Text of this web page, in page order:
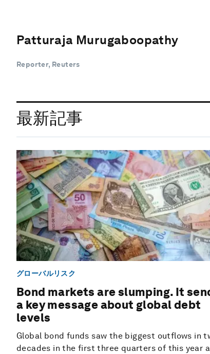
Patturaja Murugaboopathy
Reporter, Reuters
最新記事
グローバルリスク
Bond markets are slumping. It
a key message about global debt
levels
Global bond funds saw the biggest outflows in
decades in the first three quarters of this year